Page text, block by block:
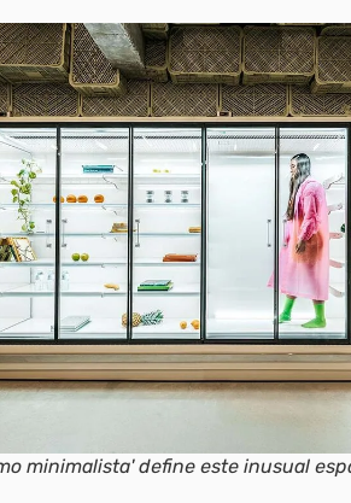
minimalista' define este inusual